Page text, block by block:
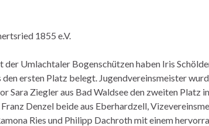
1855 e.V.
Umlachtaler Bogenschützen haben Iris
ersten Platz belegt. Jugendvereinsmeister
Sara Ziegler aus Bad Waldsee den zweiten Platz
Denzel beide aus Eberhardzell,
Ries und Philipp Dachroth mit einem